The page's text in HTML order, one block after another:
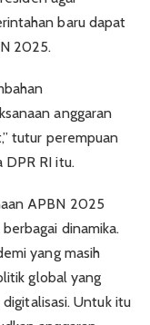
baru dapat
2025.
anggaran
tutur perempuan
DPR RI itu.
APBN 2025
dinamika.
yang masih
global yang
Untuk itu